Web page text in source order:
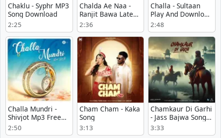
Chaklu - Syphr MP3
Song Download
2:25
Chalda Ae Naa -
Ranjit Bawa Latest
Song Download
2:36
Challa - Sultaan
Play And Download
mp3 song
2:48
Challa Mundri -
Shivjot Mp3 Free
Download
2:50
Cham Cham - Kaka
Song
3:13
Chamkaur Di Garhi
- Jass Bajwa Song
Mp3 Download
3:33